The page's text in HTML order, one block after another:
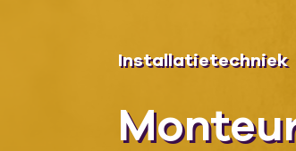
Installatietechniek